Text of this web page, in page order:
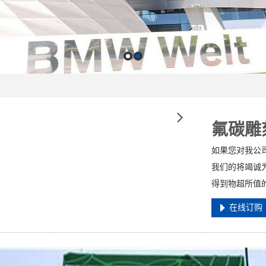
氟碳雕
如果您对我公
我们的将竭诚
得到物超所值
在线订购